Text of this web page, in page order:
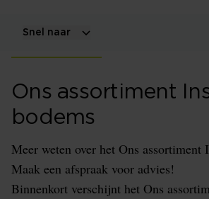
Snel naar
Ons assortiment
bodems
Meer weten over het Ons assortiment
Maak een afspraak voor advies!
Binnenkort verschijnt het Ons